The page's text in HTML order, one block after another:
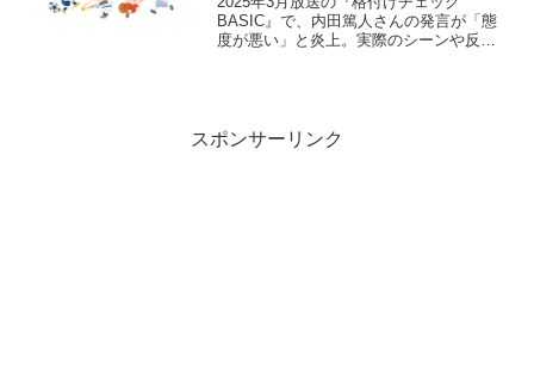
BASIC』で、内田篤人さんの発言が「態
度が悪い」と炎上。実際のシーンや反応
スポンサーリンク